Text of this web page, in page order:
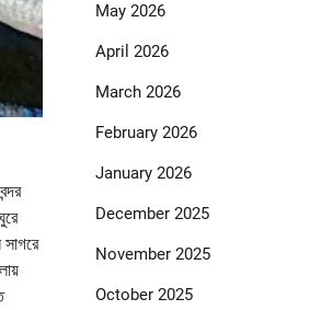
May 2026
April 2026
March 2026
February 2026
January 2026
December 2025
November 2025
October 2025